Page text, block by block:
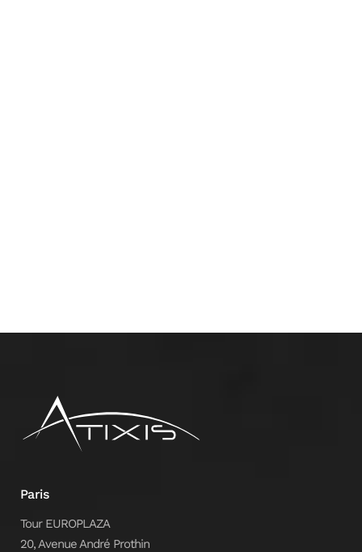
Paris
Tour EUROPLAZA
20, Avenue André Prothin